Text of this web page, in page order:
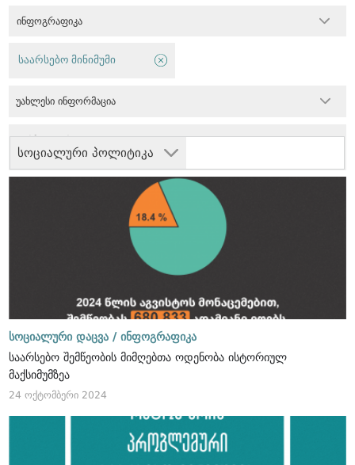
ინფოგრაფიკა
სოციალური პოლიტიკა
საარსებო მინიმუმი
უახლესი ინფორმაცია
სოციალური დაცვა / ინფოგრაფიკა
საარსებო შემწეობის მიმღებთა ოდენობა ისტორიულ
მაქსიმუმზეა
24 ოქტომბერი 2024